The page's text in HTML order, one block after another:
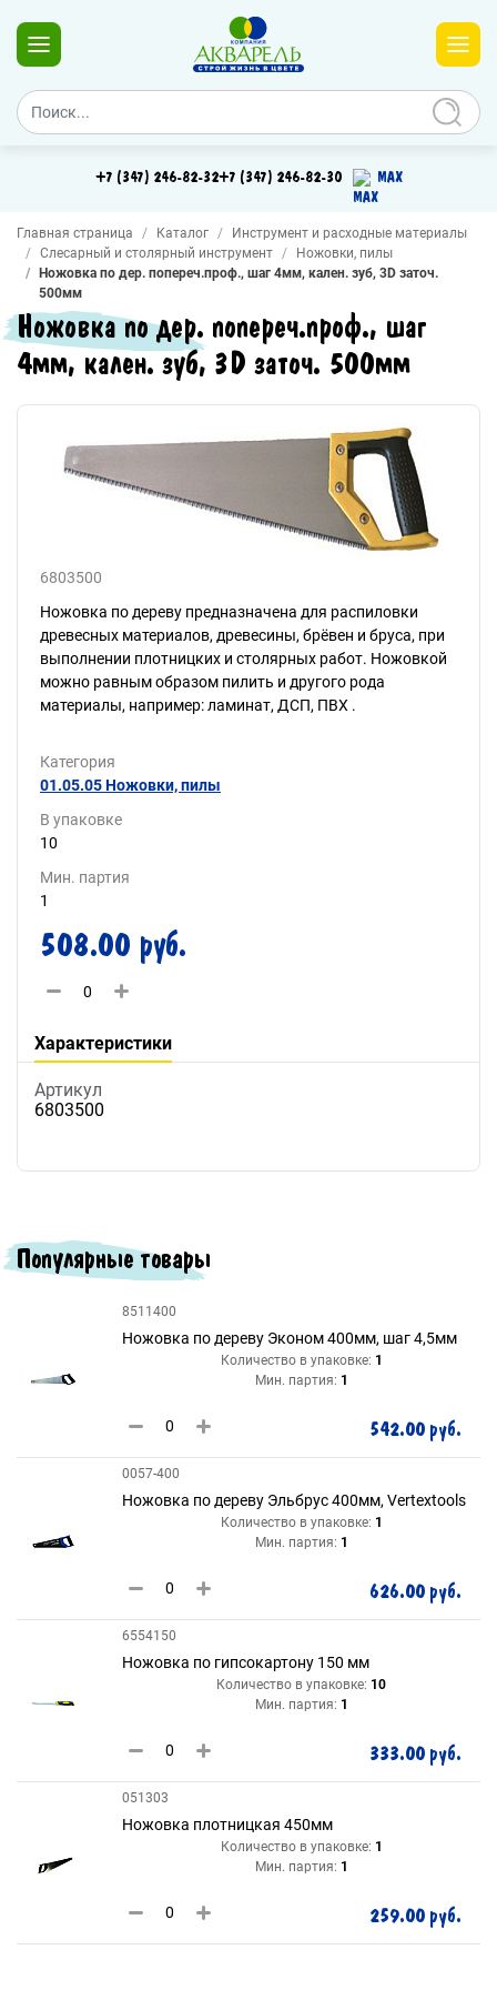
+7 (347) 246-82-32+7 (347) 246-82-30 MAX
Главная страница Каталог
Инструмент и расходные материалы
Слесарный и столярный инструмент
Ножовки, пилы
Ножовка по дер. попереч.проф., шаг 4мм, кален. зуб, 3D заточ.
500мм
Ножовка по дер. попереч.проф., шаг
4мм, кален. зуб, 3D заточ. 500мм
6803500
Ножовка по дереву предназначена для распиловки
древесных материалов, древесины, брёвен и бруса, при
выполнении плотницких и столярных работ. Ножовкой
можно равным образом пилить и другого рода
материалы, например: ламинат, ДСП, ПВХ .
Категория
01.05.05 Ножовки, пилы
В упаковке
10
Мин. партия
1
508.00 руб.
Характеристики
Артикул
6803500
Популярные товары
8511400
Ножовка по дереву Эконом 400мм, шаг 4,5мм
Количество в упаковке: 1
Мин. партия: 1
542.00 руб.
0057-400
Ножовка по дереву Эльбрус 400мм, Vertextools
Количество в упаковке: 1
Мин. партия: 1
626.00 руб.
6554150
Ножовка по гипсокартону 150 мм
Количество в упаковке: 10
Мин. партия: 1
333.00 руб.
051303
Ножовка плотницкая 450мм
Количество в упаковке: 1
Мин. партия: 1
259.00 руб.